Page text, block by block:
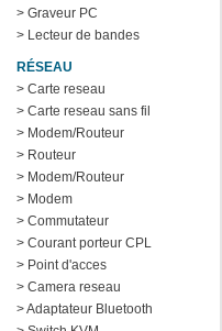
> Graveur PC
> Lecteur de bandes
RÉSEAU
> Carte reseau
> Carte reseau sans fil
> Modem/Routeur
> Routeur
> Modem/Routeur
> Modem
> Commutateur
> Courant porteur CPL
> Point d'acces
> Camera reseau
> Adaptateur Bluetooth